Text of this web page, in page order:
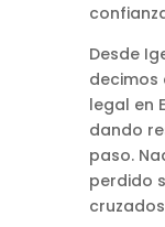
Desde
decimos
legal en
dando
paso.
perdido